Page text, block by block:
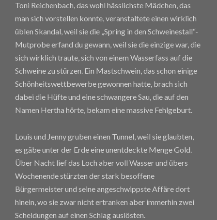
Toni Reichenbach, das wohl hässlichste Mädchen, das
man sich vorstellen konnte, veranstaltete einen wirklich
üblen Skandal, weil sie die „Spring in den Schweinestall“-
Mutprobe erfand du gewann, weil sie die einzige war, die
sich wirklich traute, sich von einem Wasserfass auf die
Schweine zu stürzen. Ein Mastschwein, das schon einige
Schönheitswettbewerbe gewonnen hatte, brach sich
dabei die Hüfte und eine schwangere Sau, die auf den
Namen Hertha hörte, bekam eine massive Fehlgeburt.
Louis und Jenny gruben einen Tunnel, weil sie glaubten,
es gäbe unter der Erde eine unentdeckte Menge Gold.
Über Nacht lief das Loch aber voll Wasser und übers
Wochenende stürzten der stark besoffene
Bürgermeister und seine angeschwippste Affäre dort
hinein, wo sie zwar nicht ertranken aber immerhin zwei
Scheidungen auf einen Schlag auslösten.